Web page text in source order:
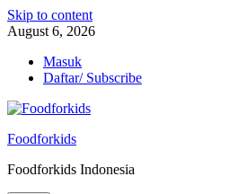
Skip to content
August 6, 2026
Masuk
Daftar/ Subscribe
Foodforkids
Foodforkids Indonesia